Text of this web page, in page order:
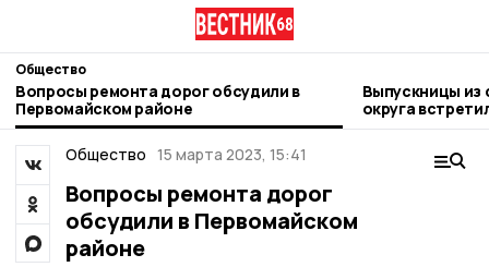
Общество
Вопросы ремонта дорог обсудили в
Первомайском районе
Выпускницы из
округа
Общество 15 марта 2023, 15:41
Вопросы ремонта дорог
обсудили в Первомайском
районе